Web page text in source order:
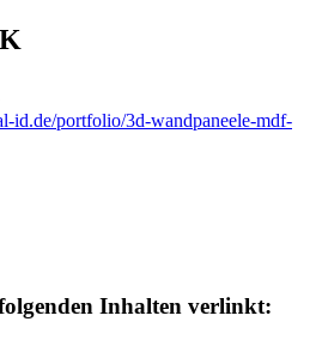
id.de/portfolio/3d-wandpaneele-mdf-
Inhalten verlinkt: